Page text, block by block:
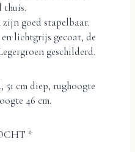
thuis.
goed stapelbaar.
lichtgrijs gecoat, de
geschilderd.
51 cm diep, rughoogte
46 cm.
*